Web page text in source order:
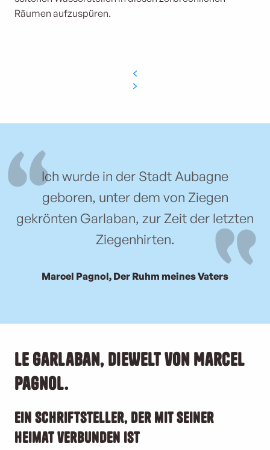
Räumen aufzuspüren.
Ich wurde in der Stadt Aubagne
geboren, unter dem von Ziegen
gekrönten Garlaban, zur Zeit der letzten
Ziegenhirten.
Marcel Pagnol, Der Ruhm meines Vaters
LeGarlaban, dieWelt vonMarcel
Pagnol.
Ein Schriftsteller, der mit seiner
Heimat verbunden ist